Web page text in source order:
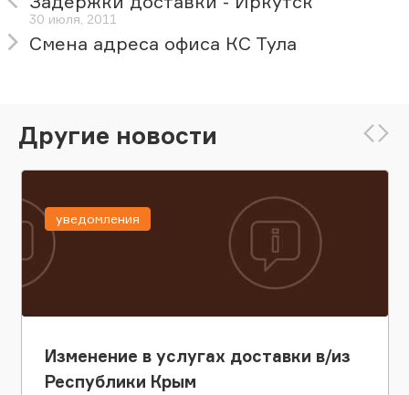
30 июля, 2011
Смена адреса офиса КС Тула
Другие новости
Изменение в услугах доставки в/из
Республики Крым
уведомления